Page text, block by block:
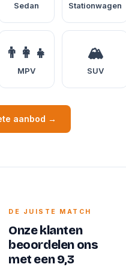
Sedan Stationwagen
👨‍👩‍👧
MPV
🏔️
SUV
aanbod →
DE JUISTE MATCH
Onze klanten
beoordelen ons
met een 9,3